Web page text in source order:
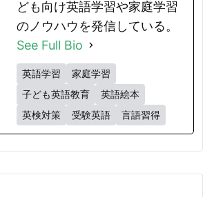
ども向け英語学習や家庭学習
のノウハウを発信している。
See Full Bio
英語学習
家庭学習
子ども英語教育
英語絵本
英検対策
受験英語 言語習得